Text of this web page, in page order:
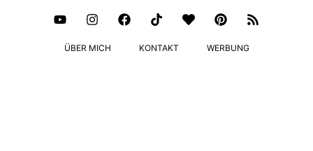
ÜBER MICH KONTAKT WERBUNG